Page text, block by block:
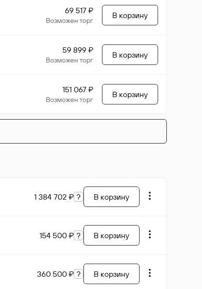
69 517 ₽
Возможен торг
В корзину
59 899 ₽
Возможен торг
В корзину
151 067 ₽
Возможен торг
В корзину
1 384 702 ₽ ? В корзину
154 500 ₽ ? В корзину
360 500 ₽ ? В корзину